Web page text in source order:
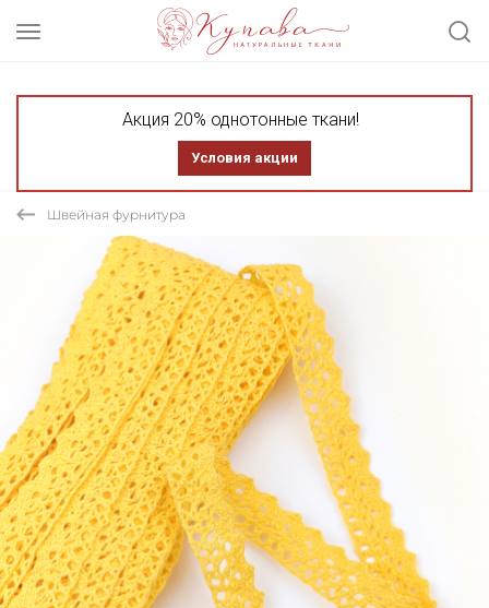
Акция 20% однотонные ткани!
Условия акции
Швейная фурнитура